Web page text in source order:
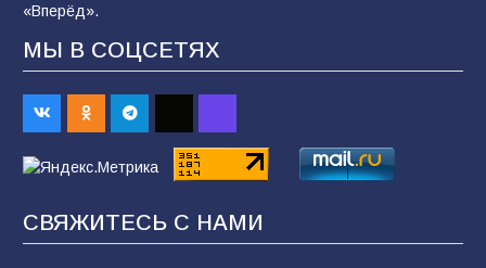
91
Батайским спортсменам вручили награды
68 08.08.2026
конкурса «Большая перемена»
«Вперёд».
МЫ В СОЦСЕТЯХ
СВЯЖИТЕСЬ С НАМИ